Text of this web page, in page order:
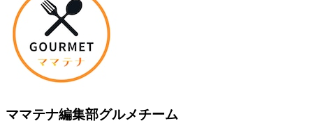
ママテナ編集部グルメチーム